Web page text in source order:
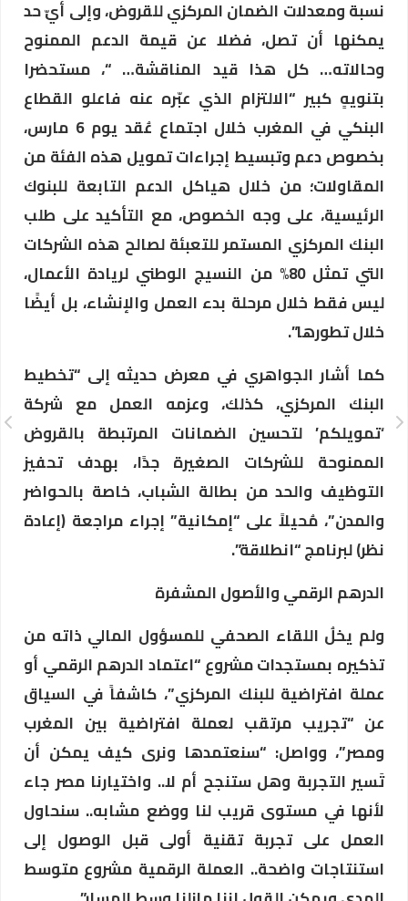
نسبة ومعدلات الضمان المركزي للقروض، وإلى أيّ حد
يمكنها أن تصل، فضلا عن قيمة الدعم الممنوح
وحالاته… كل هذا قيد المناقشة… “، مستحضرا
بتنويهٍ كبير “الالتزام الذي عبّره عنه فاعلو القطاع
البنكي في المغرب خلال اجتماع عُقد يوم 6 مارس،
بخصوص دعم وتبسيط إجراءات تمويل هذه الفئة من
المقاولات؛ من خلال هياكل الدعم التابعة للبنوك
الرئيسية، على وجه الخصوص، مع التأكيد على طلب
البنك المركزي المستمر للتعبئة لصالح هذه الشركات
التي تمثل 80% من النسيج الوطني لريادة الأعمال،
ليس فقط خلال مرحلة بدء العمل والإنشاء، بل أيضًا
خلال تطورها”.
كما أشار الجواهري في معرض حديثه إلى “تخطيط
البنك المركزي، كذلك، وعزمه العمل مع شركة
‘تمويلكم’ لتحسين الضمانات المرتبطة بالقروض
الممنوحة للشركات الصغيرة جدًا، بهدف تحفيز
التوظيف والحد من بطالة الشباب، خاصة بالحواضر
والمدن”، مُحيلاً على “إمكانية” إجراء مراجعة (إعادة
نظر) لبرنامج “انطلاقة”.
الدرهم الرقمي والأصول المشفرة
ولم يخلُ اللقاء الصحفي للمسؤول المالي ذاته من
تذكيره بمستجدات مشروع “اعتماد الدرهم الرقمي أو
عملة افتراضية للبنك المركزي”، كاشفاً في السياق
عن “تجريب مرتقب لعملة افتراضية بين المغرب
ومصر”، وواصل: “سنعتمدها ونرى كيف يمكن أن
تَسير التجربة وهل ستنجح أم لا.. واختيارنا مصر جاء
لأنها في مستوى قريب لنا ووضع مشابه.. سنحاول
العمل على تجربة تقنية أولى قبل الوصول إلى
استنتاجات واضحة.. العملة الرقمية مشروع متوسط